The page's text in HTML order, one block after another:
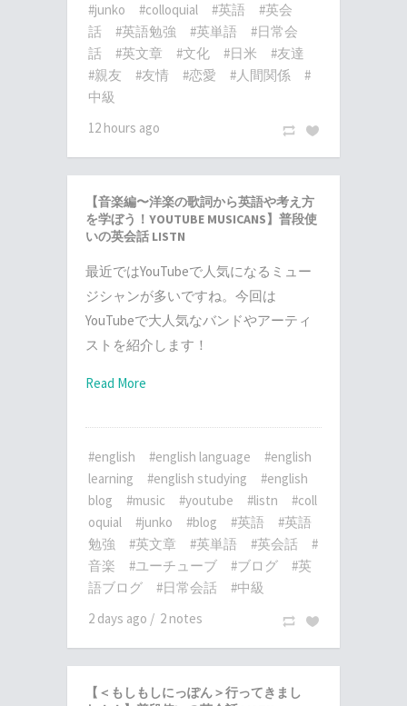
#junko
#colloquial #英語
#英会
話
#英語勉強 #英単語
#日常会
話
#英文章 #文化 #日米
#友達
#親友
#友情 #恋愛 #人間関係
#
中級
12 hours ago
【音楽編〜洋楽の歌詞から英語や考え方
を学ぼう！YOUTUBE MUSICANS】普段使
いの英会話 LISTN
最近ではYouTubeで人気になるミュー
ジシャンが多いですね。今回は
YouTubeで大人気なバンドやアーティ
ストを紹介します！
Read More
#english #english language
#english
learning
#english studying
#english
blog
#music #youtube #listn
#coll
oquial
#junko #blog #英語
#英語
勉強
#英文章 #英単語 #英会話
#
音楽
#ユーチューブ #ブログ
#英
語ブログ
#日常会話
#中級
2 days ago / 2 notes
【＜もしもしにっぽん＞行ってきまし